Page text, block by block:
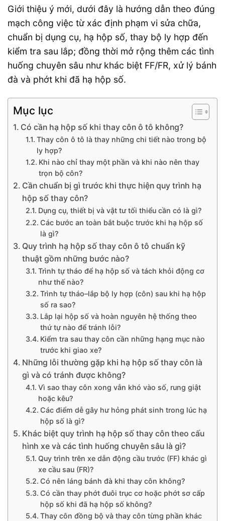
Giới thiệu ý mới, dưới đây là hướng dẫn theo đúng
mạch công việc từ xác định phạm vi sửa chữa,
chuẩn bị dụng cụ, hạ hộp số, thay bộ ly hợp đến
kiểm tra sau lắp; đồng thời mở rộng thêm các tình
huống chuyên sâu như khác biệt FF/FR, xử lý bánh
đà và phớt khi đã hạ hộp số.
Mục lục
Có cần hạ hộp số khi thay côn ô tô không?
Thay côn ô tô là thay những chi tiết nào trong bộ
ly hợp?
Khi nào chỉ thay một phần và khi nào nên thay
trọn bộ côn?
Cần chuẩn bị gì trước khi thực hiện quy trình hạ
hộp số thay côn?
Dụng cụ, thiết bị và vật tư tối thiểu cần có là gì?
Các bước an toàn bắt buộc trước khi hạ hộp số
là gì?
Quy trình hạ hộp số thay côn ô tô chuẩn kỹ
thuật gồm những bước nào?
Trình tự tháo để hạ hộp số và tách khỏi động cơ
như thế nào?
Trình tự tháo–lắp bộ ly hợp (côn) sau khi hạ hộp
số ra sao?
Lắp lại hộp số và hoàn nguyên hệ thống theo
thứ tự nào để tránh lỗi?
Kiểm tra sau thay côn cần những hạng mục nào
trước khi giao xe?
Những lỗi thường gặp khi hạ hộp số thay côn là
gì và có tránh được không?
Vì sao thay côn xong vẫn khó vào số, rung giật
hoặc kêu?
Các điểm dễ gây hư hỏng phát sinh trong lúc hạ
hộp số là gì?
Khác biệt quy trình hạ hộp số thay côn theo cấu
hình xe và các tình huống chuyên sâu là gì?
Quy trình trên xe dẫn động cầu trước (FF) khác gì
xe cầu sau (FR)?
Có nên láng bánh đà khi thay côn không?
Có cần thay phớt đuôi trục cơ hoặc phớt sơ cấp
hộp số khi đã hạ hộp số không?
Thay côn đồng bộ và thay côn từng phần khác